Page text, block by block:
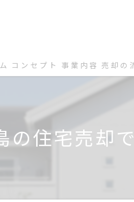
コンセプト 事業内容 売却の
の住宅売却